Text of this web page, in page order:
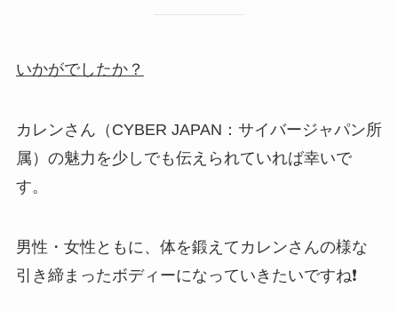
いかがでしたか？
カレンさん（CYBER JAPAN：サイバージャパン所
属）の魅力を少しでも伝えられていれば幸いで
す。
男性・女性ともに、体を鍛えてカレンさんの様な
引き締まったボディーになっていきたいですね❗